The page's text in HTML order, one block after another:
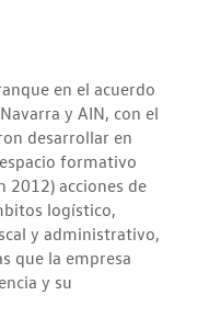
en el acuerdo
y AIN, con el
desarrollar en
formativo
2012) acciones de
logístico,
y administrativo,
que la empresa
y su